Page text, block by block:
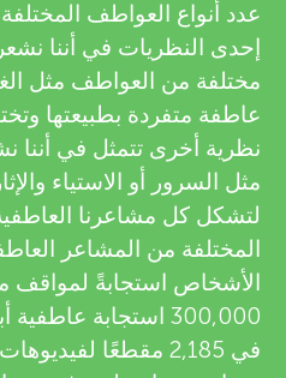
M
n
d
s
w
e
r
s
عدد أنواع العواطف
إحدى النظريات في أننا
مختلفة من العواطف مثل
عاطفة متفردة بطبيعتها
نظرية أخرى تتمثل في أننا
مثل السرور أو الاستياء
لتشكل كل مشاعرنا
المختلفة من المشاعر
الأشخاص استجابةً لمواقف
300,000 استجابة
في 2,185 مقطعًا